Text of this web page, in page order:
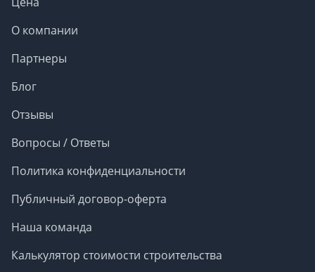
О компании
Партнеры
Блог
Отзывы
Вопросы / Ответы
Политика конфиденциальности
Публичный договор-оферта
Наша команда
Калькулятор стоимости строительства